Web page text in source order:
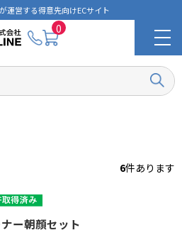
運営する得意先向けECサイト
0
ご利用ガイド
6件あります
ー朝顔セット